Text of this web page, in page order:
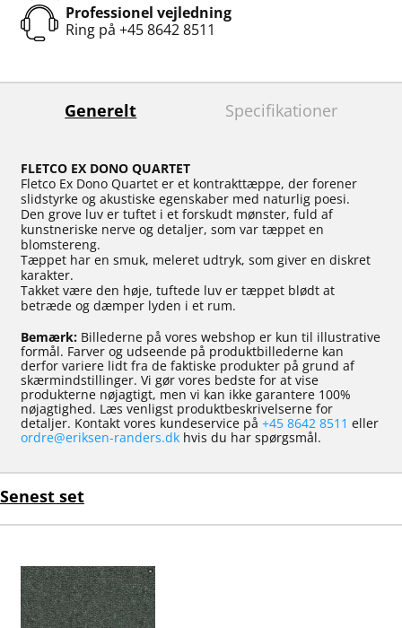
Professionel vejledning
Ring på +45 8642 8511
Generelt Specifikationer
FLETCO EX DONO QUARTET
Fletco Ex Dono Quartet er et kontrakttæppe, der forener
slidstyrke og akustiske egenskaber med naturlig poesi.
Den grove luv er tuftet i et forskudt mønster, fuld af
kunstneriske nerve og detaljer, som var tæppet en
blomstereng.
Tæppet har en smuk, meleret udtryk, som giver en diskret
karakter.
Takket være den høje, tuftede luv er tæppet blødt at
betræde og dæmper lyden i et rum.
Bemærk: Billederne på vores webshop er kun til illustrative
formål. Farver og udseende på produktbillederne kan
derfor variere lidt fra de faktiske produkter på grund af
skærmindstillinger. Vi gør vores bedste for at vise
produkterne nøjagtigt, men vi kan ikke garantere 100%
nøjagtighed. Læs venligst produktbeskrivelserne for
detaljer. Kontakt vores kundeservice på +45 8642 8511 eller
ordre@eriksen-randers.dk hvis du har spørgsmål.
Senest set